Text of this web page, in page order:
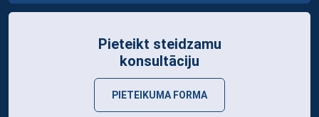
Pieteikt steidzamu
konsultāciju
PIETEIKUMA FORMA